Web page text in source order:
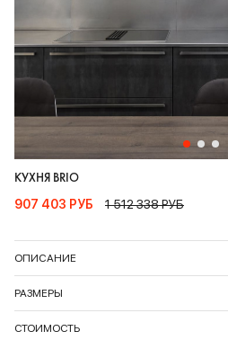
КУХНЯ BRIO
907 403 РУБ 1 512 338 РУБ
ОПИСАНИЕ
РАЗМЕРЫ
СТОИМОСТЬ